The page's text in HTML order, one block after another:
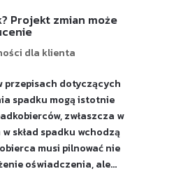
Projekt zmian może
dla klienta
przepisach dotyczących
spadku mogą istotnie
zwłaszcza w
skład spadku wchodzą
musi pilnować nie
oświadczenia, ale...